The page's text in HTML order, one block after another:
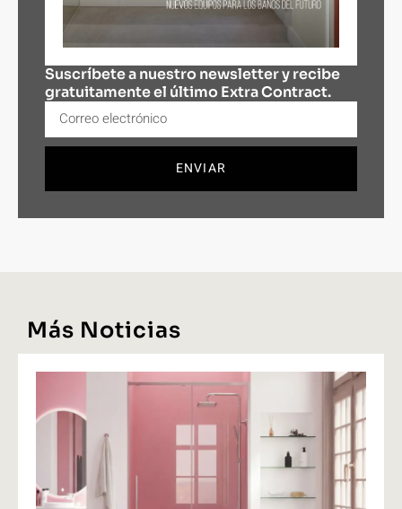
Suscríbete a nuestro newsletter y recibe
gratuitamente el último Extra Contract.
ENVIAR
Más Noticias